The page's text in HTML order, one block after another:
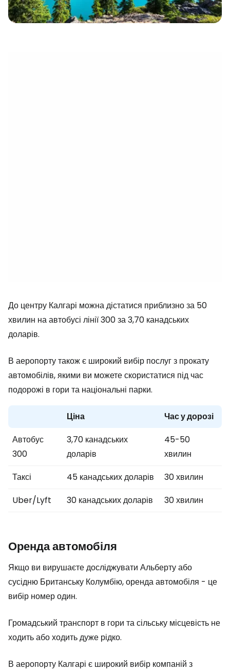
До центру Калгарі можна дістатися приблизно за 50
хвилин на автобусі лінії 300 за 3,70 канадських
доларів.
В аеропорту також є широкий вибір послуг з прокату
автомобілів, якими ви можете скористатися під час
подорожі в гори та національні парки.
Ціна
Час у дорозі
Автобус
300
3,70 канадських
доларів
45-50
хвилин
Таксі
45 канадських доларів
30 хвилин
Uber/Lyft
30 канадських доларів 30 хвилин
Оренда автомобіля
Якщо ви вирушаєте досліджувати Альберту або
сусідню Британську Колумбію, оренда автомобіля - це
вибір номер один.
Громадський транспорт в гори та сільську місцевість не
ходить або ходить дуже рідко.
В аеропорту Калгарі є широкий вибір компаній з